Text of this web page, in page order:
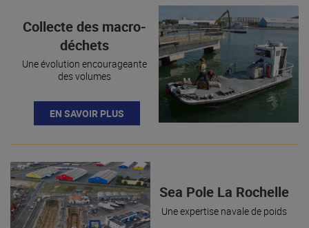
Collecte des macro-
déchets
Une évolution encourageante
des volumes
EN SAVOIR PLUS
Sea Pole La Rochelle
Une expertise navale de poids